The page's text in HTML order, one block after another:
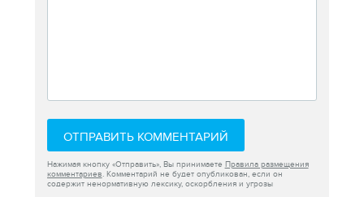
ОТПРАВИТЬ КОММЕНТАРИЙ
Нажимая кнопку «Отправить», Вы принимаете Правила размещения
комментариев. Комментарий не будет опубликован, если он
содержит ненормативную лексику, оскорбления и угрозы